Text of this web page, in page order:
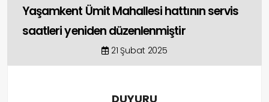
Yaşamkent Ümit Mahallesi hattının servis
saatleri yeniden düzenlenmiştir
21 Şubat 2025
DUYURU